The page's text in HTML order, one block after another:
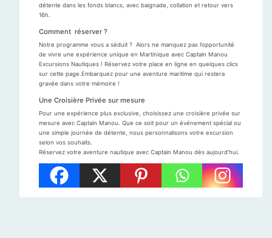
détente dans les fonds blancs, avec baignade, collation et retour vers
16h.
Comment réserver ?
Notre programme vous a séduit ? Alors ne manquez pas l’opportunité
de vivre une expérience unique en Martinique avec Captain Manou
Excursions Nautiques ! Réservez votre place en ligne en quelques clics
sur cette page.Embarquez pour une aventure maritime qui restera
gravée dans votre mémoire !
Une Croisière Privée sur mesure
Pour une expérience plus exclusive, choisissez une croisière privée sur
mesure avec Captain Manou. Que ce soit pour un événement spécial ou
une simple journée de détente, nous personnalisons votre excursion
selon vos souhaits.
Réservez votre aventure nautique avec Captain Manou dès aujourd’hui.